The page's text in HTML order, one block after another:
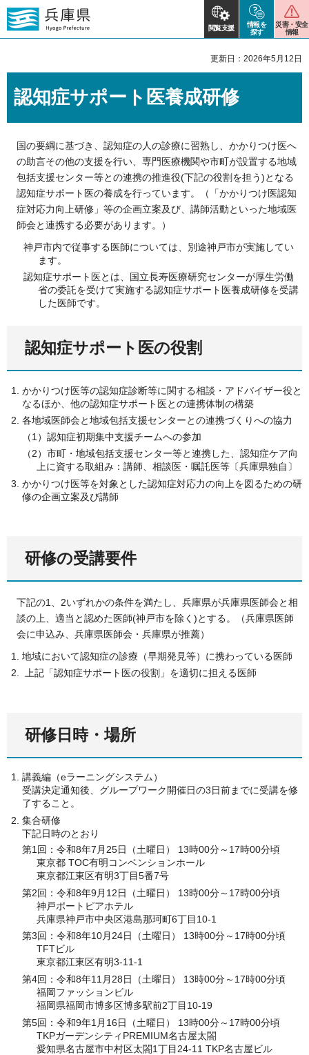
閲覧支援
情報を
探す
災害・安全
情報
更新日：2026年5月12日
認知症サポート医養成研修
国の要綱に基づき、認知症の人の診療に習熟し、かかりつけ医へ
の助言その他の支援を行い、専門医療機関や市町が設置する地域
包括支援センター等との連携の推進役(下記の役割を担う)となる
認知症サポート医の養成を行っています。（「かかりつけ医認知
症対応力向上研修」等の企画立案及び、講師活動といった地域医
師会と連携する必要があります。）
神戸市内で従事する医師については、別途神戸市が実施してい
ます。
認知症サポート医とは、国立長寿医療研究センターが厚生労働
省の委託を受けて実施する認知症サポート医養成研修を受講
した医師です。
認知症サポート医の役割
かかりつけ医等の認知症診断等に関する相談・アドバイザー役と
なるほか、他の認知症サポート医との連携体制の構築
各地域医師会と地域包括支援センターとの連携づくりへの協力
（1）認知症初期集中支援チームへの参加
（2）市町・地域包括支援センター等と連携した、認知症ケア向
上に資する取組み：講師、相談医・嘱託医等〔兵庫県独自〕
かかりつけ医等を対象とした認知症対応力の向上を図るための研
修の企画立案及び講師
研修の受講要件
下記の1、2いずれかの条件を満たし、兵庫県が兵庫県医師会と相
談の上、適当と認めた医師(神戸市を除く)とする。（兵庫県医師
会に申込み、兵庫県医師会・兵庫県が推薦）
地域において認知症の診療（早期発見等）に携わっている医師
上記「認知症サポート医の役割」を適切に担える医師
研修日時・場所
講義編（eラーニングシステム）
受講決定通知後、グループワーク開催日の3日前までに受講を修
了すること。
集合研修
下記日時のとおり
第1回：令和8年7月25日（土曜日） 13時00分～17時00分頃
東京都 TOC有明コンベンションホール
東京都江東区有明3丁目5番7号
第2回：令和8年9月12日（土曜日） 13時00分～17時00分頃
神戸ポートピアホテル
兵庫県神戸市中央区港島那珂町6丁目10-1
第3回：令和8年10月24日（土曜日） 13時00分～17時00分頃
TFTビル
東京都江東区有明3-11-1
第4回：令和8年11月28日（土曜日） 13時00分～17時00分頃
福岡ファッションビル
福岡県福岡市博多区博多駅前2丁目10-19
第5回：令和9年1月16日（土曜日） 13時00分～17時00分頃
TKPガーデンシティPREMIUM名古屋太閤
愛知県名古屋市中村区太閤1丁目24-11 TKP名古屋ビル